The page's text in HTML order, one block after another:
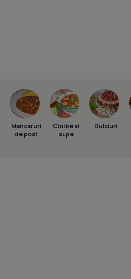
Mancaruri
de post
Ciorbe si
supe
Dulciuri